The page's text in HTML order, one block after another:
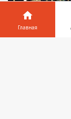
Главная